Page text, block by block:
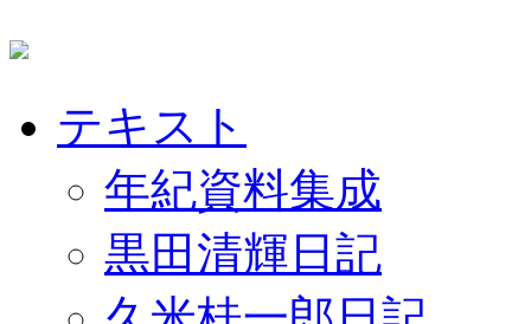
テキスト
年紀資料集成
黒田清輝日記